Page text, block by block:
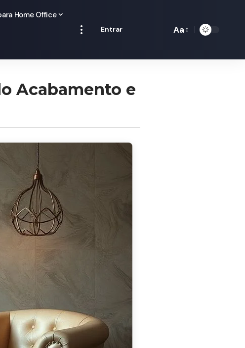
Home Office
Entrar Aa
Acabamento e